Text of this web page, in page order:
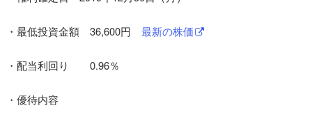
・最低投資金額 36,600円 最新の株価
・配当利回り 0.96％
・優待内容